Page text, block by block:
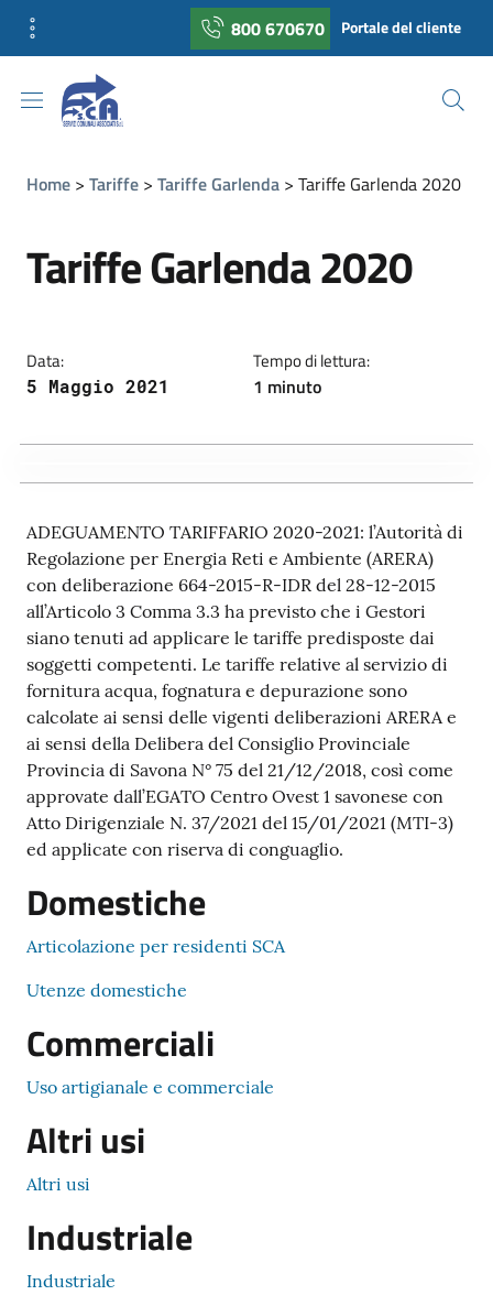
800 670670 Portale del cliente
Home Tariffe Tariffe Garlenda Tariffe Garlenda 2020
Tariffe Garlenda 2020
Data:
5 Maggio 2021
Tempo di lettura:
1 minuto
ADEGUAMENTO TARIFFARIO 2020-2021: l’Autorità di
Regolazione per Energia Reti e Ambiente (ARERA)
con deliberazione 664-2015-R-IDR del 28-12-2015
all’Articolo 3 Comma 3.3 ha previsto che i Gestori
siano tenuti ad applicare le tariffe predisposte dai
soggetti competenti. Le tariffe relative al servizio di
fornitura acqua, fognatura e depurazione sono
calcolate ai sensi delle vigenti deliberazioni ARERA e
ai sensi della Delibera del Consiglio Provinciale
Provincia di Savona N° 75 del 21/12/2018, così come
approvate dall’EGATO Centro Ovest 1 savonese con
Atto Dirigenziale N. 37/2021 del 15/01/2021 (MTI-3)
ed applicate con riserva di conguaglio.
Domestiche
Articolazione per residenti SCA
Utenze domestiche
Commerciali
Uso artigianale e commerciale
Altri usi
Altri usi
Industriale
Industriale